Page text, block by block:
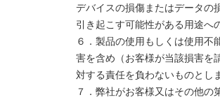
デバイスの損傷またはデータの
引き起こす可能性がある用途へ
６．製品の使用もしくは使用
害を含め（お客様が当該損害を
対する責任を負わないものとし
７．弊社がお客様又はその他